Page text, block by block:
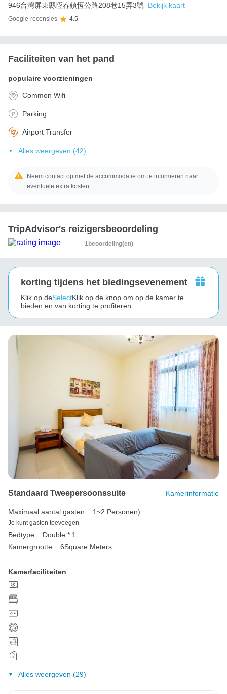
946台灣屏東縣恆春鎮恆公路208巷15弄3號
Bekijk kaart
Google-recensies 4.5
Faciliteiten van het pand
populaire voorzieningen
Common Wifi
Parking
Airport Transfer
Alles weergeven (42)
Neem contact op met de accommodatie om te informeren naar
eventuele extra kosten.
TripAdvisor's reizigersbeoordeling
1beoordeling(en)
korting tijdens het biedingsevenement
Klik op deSelectKlik op de knop om op de kamer te
bieden en van korting te profiteren.
Standaard Tweepersoonssuite Kamerinformatie
Maximaal aantal gasten : 1~2 Personen)
Je kunt gasten toevoegen
Bedtype :
Double * 1
Kamergrootte : 6Square Meters
Kamerfaciliteiten
Alles weergeven (29)